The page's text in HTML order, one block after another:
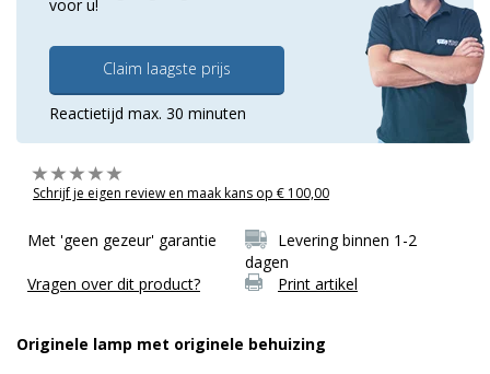
voor u!
Claim laagste prijs
Reactietijd max. 30 minuten
Schrijf je eigen review en maak kans op € 100,00
Met 'geen gezeur' garantie
Levering binnen 1-2
dagen
Vragen over dit product?
Print artikel
Originele lamp met originele behuizing